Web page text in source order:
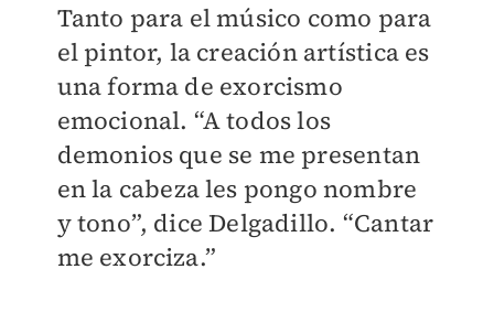
Tanto para el músico como para
el pintor, la creación artística es
una forma de exorcismo
emocional. “A todos los
demonios que se me presentan
en la cabeza les pongo nombre
y tono”, dice Delgadillo. “Cantar
me exorciza.”